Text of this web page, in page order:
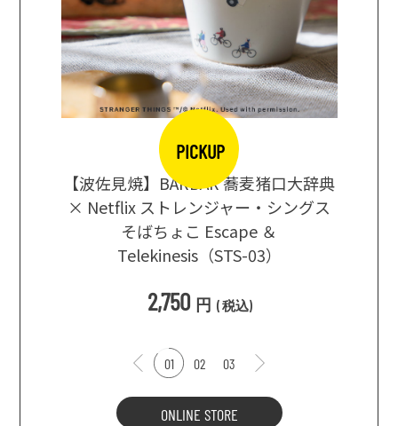
PICKUP
【波佐見焼】BARBAR 蕎麦猪口大辞典
× Netflix ストレンジャー・シングス
そばちょこ Escape ＆
Telekinesis（STS-03）
2,750 円 (税込)
01 02 03
ONLINE STORE